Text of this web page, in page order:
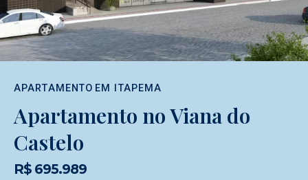
APARTAMENTO EM ITAPEMA
Apartamento no Viana do
Castelo
R$ 695.989